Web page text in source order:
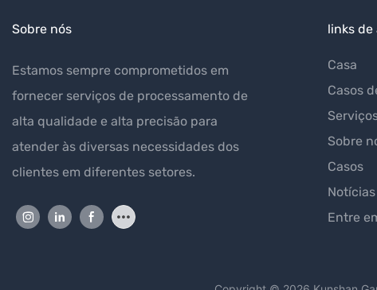
Sobre nós
Estamos sempre comprometidos em
fornecer serviços de processamento de
alta qualidade e alta precisão para
atender às diversas necessidades dos
clientes em diferentes setores.
links de
Casa
Casos
Sobre
Casos
Notícias
Entre